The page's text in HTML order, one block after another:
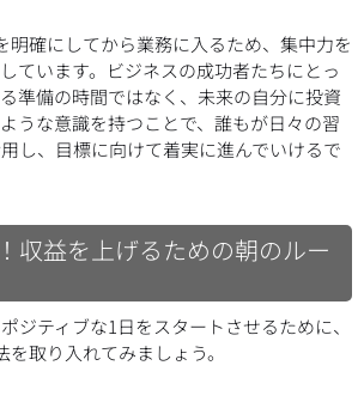
明確にしてから業務に入るため、集中力を
ています。ビジネスの成功者たちにとっ
準備の時間ではなく、未来の自分に投資
うな意識を持つことで、誰もが日々の習
し、目標に向けて着実に進んでいけるで
収益を上げるための朝のルー
ジティブな1日をスタートさせるために、
取り入れてみましょう。